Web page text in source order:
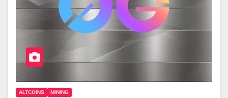
ALTCOINS MINING